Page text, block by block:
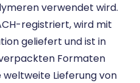
verwendet wird.
registriert, wird mit
geliefert und ist in
Formaten
Lieferung von